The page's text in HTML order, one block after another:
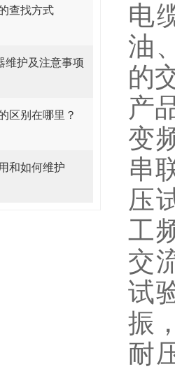
查找方式
维护及注意事项
区别在哪里？
和如何维护
电
油
的
产
变
串
压
工
交
试
振
耐